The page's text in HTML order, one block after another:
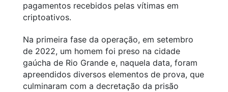
pagamentos recebidos pelas vítimas em
criptoativos.
Na primeira fase da operação, em setembro
de 2022, um homem foi preso na cidade
gaúcha de Rio Grande e, naquela data, foram
apreendidos diversos elementos de prova, que
culminaram com a decretação da prisão